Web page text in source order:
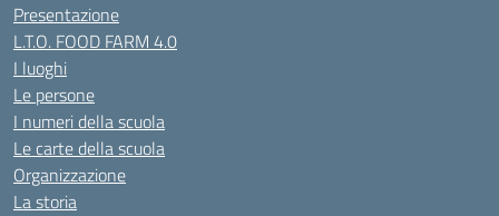
Presentazione
L.T.O. FOOD FARM 4.0
I luoghi
Le persone
I numeri della scuola
Le carte della scuola
Organizzazione
La storia